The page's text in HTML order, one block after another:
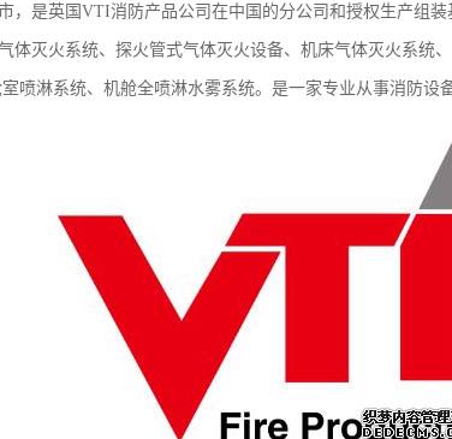
，是英国VTI消防产品公司在中国的分公司和授权生产组
体灭火系统、探火管式气体灭火设备、机床气体灭火系统
喷淋系统、机舱全喷淋水雾系统。是一家专业从事消防设